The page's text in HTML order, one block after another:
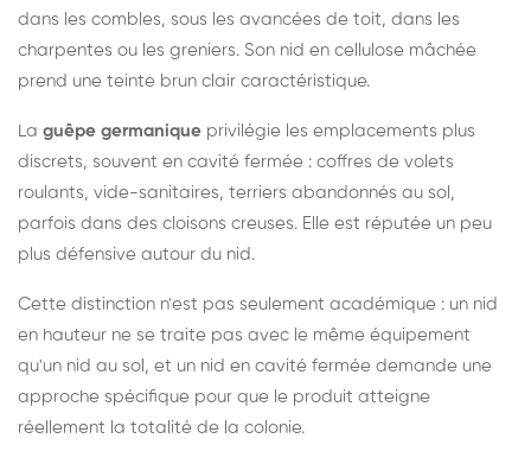
dans les combles, sous les avancées de toit, dans les
charpentes ou les greniers. Son nid en cellulose mâchée
prend une teinte brun clair caractéristique.
La guêpe germanique privilégie les emplacements plus
discrets, souvent en cavité fermée : coffres de volets
roulants, vide-sanitaires, terriers abandonnés au sol,
parfois dans des cloisons creuses. Elle est réputée un peu
plus défensive autour du nid.
Cette distinction n'est pas seulement académique : un nid
en hauteur ne se traite pas avec le même équipement
qu'un nid au sol, et un nid en cavité fermée demande une
approche spécifique pour que le produit atteigne
réellement la totalité de la colonie.